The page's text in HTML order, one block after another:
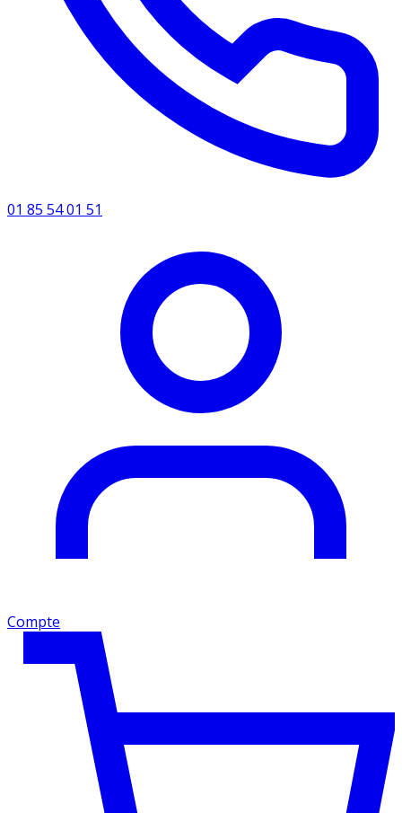
01 85 54 01 51
Compte